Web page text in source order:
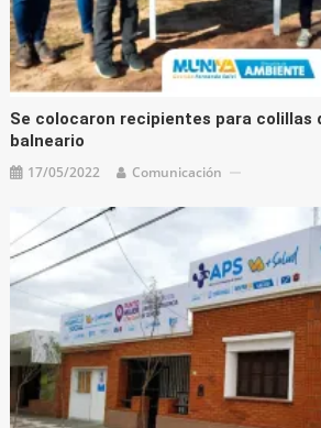
Se colocaron recipientes para colillas
balneario
17/05/2022 Comunicación